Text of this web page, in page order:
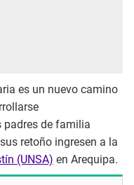
es un nuevo camino
padres de familia
retoño ingresen a la
(UNSA) en Arequipa.